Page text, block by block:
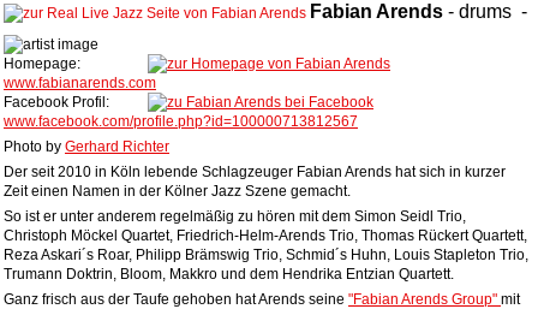
Fabian Arends - drums -
Homepage:
www.fabianarends.com
Facebook Profil:
www.facebook.com/profile.php?id=100000713812567
Photo by Gerhard Richter
Der seit 2010 in Köln lebende Schlagzeuger Fabian Arends hat sich in kurzer
Zeit einen Namen in der Kölner Jazz Szene gemacht.
So ist er unter anderem regelmäßig zu hören mit dem Simon Seidl Trio,
Christoph Möckel Quartet, Friedrich-Helm-Arends Trio, Thomas Rückert Quartett,
Reza Askari´s Roar, Philipp Brämswig Trio, Schmid´s Huhn, Louis Stapleton Trio,
Trumann Doktrin, Bloom, Makkro und dem Hendrika Entzian Quartett.
Ganz frisch aus der Taufe gehoben hat Arends seine "Fabian Arends Group" mit